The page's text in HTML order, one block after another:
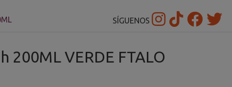
SÍGUENOS
200ML VERDE FTALO